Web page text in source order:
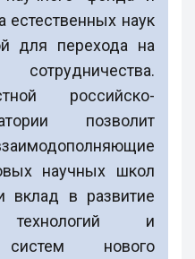
естественных наук
для перехода на
российско-
позволит
научных школ
вклад в развитие
технологий и
систем нового